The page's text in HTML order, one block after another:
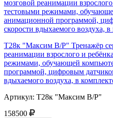
Т28к "Максим В/Р" Тренажёр
реанимации взрослого и
режимами, обучающей
программой, цифровым
вдыхаемого воздуха, в
Артикул: Т28к "Максим В/Р"
158500